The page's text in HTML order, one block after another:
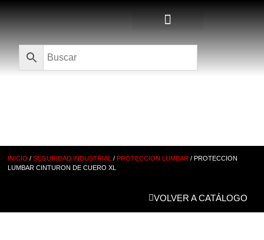
INICIO /SEGURIDAD INDUSTRIAL /PROTECCION LUMBAR / PROTECCION
LUMBAR CINTURON DE CUERO XL
VOLVER A CATÁLOGO